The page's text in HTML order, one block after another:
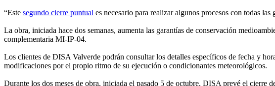
“Este segundo cierre puntual es necesario para realizar algunos procesos con todas
La obra, iniciada hace dos semanas, aumenta las garantías de conservación
complementaria MI-IP-04.
Los clientes de DISA Valverde podrán consultar los detalles específicos de fecha y
modificaciones por el propio ritmo de su ejecución o condicionantes meteorológicos.
Durante los dos meses de obra, iniciada el pasado 5 de octubre, DISA prevé el cierre